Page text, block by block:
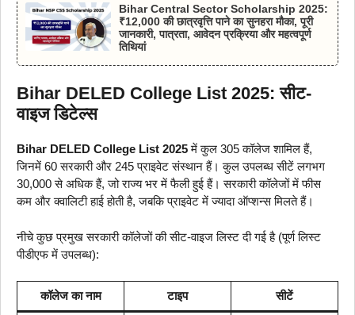
Bihar Central Sector Scholarship 2025:
₹12,000 की छात्रवृत्ति पाने का सुनहरा मौका, पूरी
जानकारी, पात्रता, आवेदन प्रक्रिया और महत्वपूर्ण
तिथियां
Bihar DELED College List 2025: सीट-
वाइज डिटेल्स
Bihar DELED College List 2025में कुल 305 कॉलेज शामिल हैं,
जिनमें 60 सरकारी और 245 प्राइवेट संस्थान हैं। कुल उपलब्ध सीटें लगभग
30,000 से अधिक हैं, जो राज्य भर में फैली हुई हैं। सरकारी कॉलेजों में फीस
कम और क्वालिटी हाई होती है, जबकि प्राइवेट में ज्यादा ऑप्शन्स मिलते हैं।
नीचे कुछ प्रमुख सरकारी कॉलेजों की सीट-वाइज लिस्ट दी गई है (पूर्ण लिस्ट
पीडीएफ में उपलब्ध):
कॉलेज का नाम टाइप सीटें